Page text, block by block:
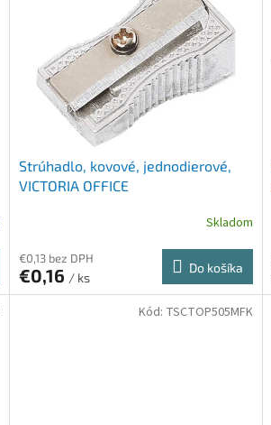
Strúhadlo, kovové, jednodierové,
VICTORIA OFFICE
Skladom
€0,13 bez DPH
€0,16 / ks
Do košíka
Kód: TSCTOP505MFK